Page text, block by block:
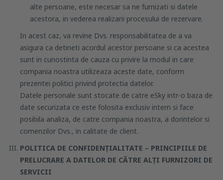
alte persoane, este necesar sa ne furnizati si datele
acestora, in vederea realizarii procesului de rezervare.
In acest caz, va revine Dvs. responsabilitatea de a va
asigura ca detineti acordul acestor persoane si ca acestea
sunt in cunostinta de cauza cu privire la modul in care
compania noastra utilizeaza aceste date, conform
prezentei politici privind protectia datelor.
Datele personale sunt stocate de catre eSky intr-o baza de
date securizata ce este folosita exclusiv intern si face
posibila analiza, de catre compania noastra, a dorintelor si
comenzilor Dvs., in calitate de client.
POLITICA DE CONFIDENȚIALITATE – PRINCIPIILE DE
PRELUCRARE A DATELOR DE CĂTRE ALȚI FURNIZORI DE
SERVICII